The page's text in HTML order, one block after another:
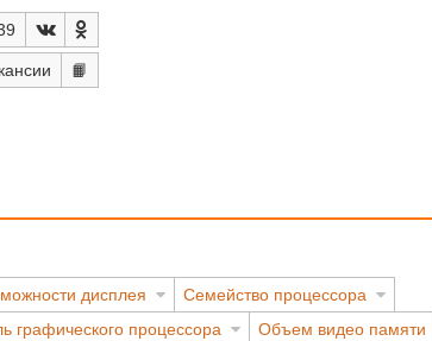
📙
дисплея
Семейство процессора
графического процессора
Объем видео памяти